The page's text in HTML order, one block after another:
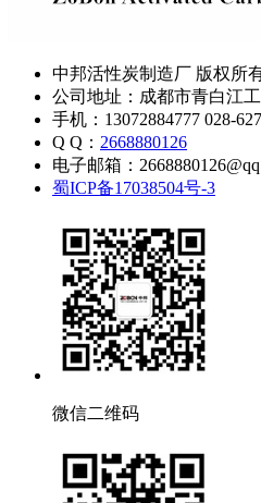
中邦活性炭制造厂 版权所
公司地址：成都市青白江
手机：13072884777 028-
Q Q： 2668880126
电子邮箱：
蜀ICP备17038504号-3
微信二维码